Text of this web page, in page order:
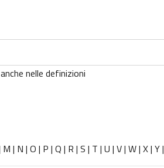
nelle definizioni
M | N | O | P | Q | R | S | T | U | V| W| X| Y|